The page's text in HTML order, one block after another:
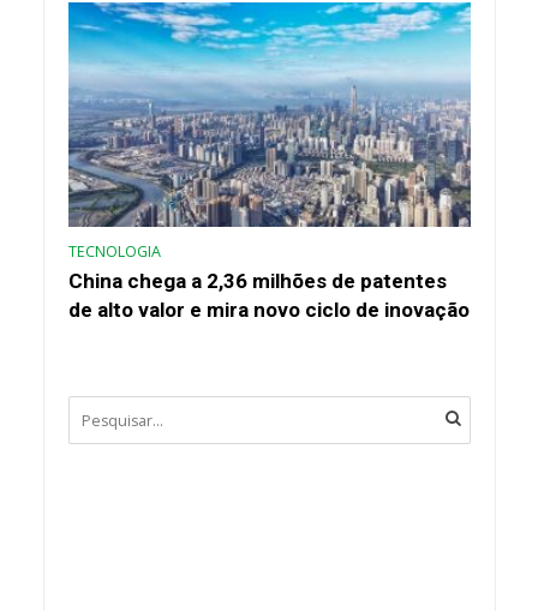
TECNOLOGIA
China chega a 2,36 milhões de patentes
de alto valor e mira novo ciclo de inovação